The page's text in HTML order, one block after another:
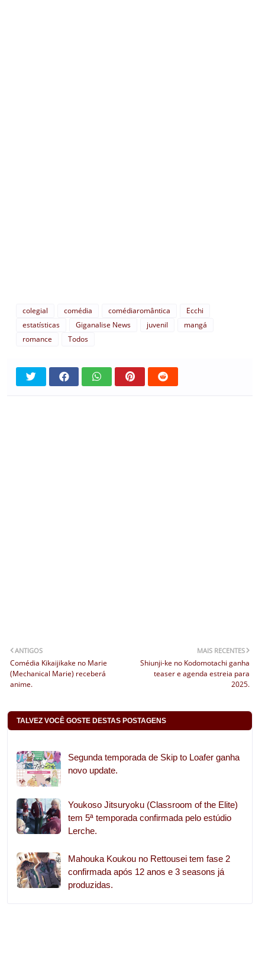
colegial comédia comédiaromântica
Ecchi
estatísticas
Giganalise News juvenil
mangá
romance
Todos
MAIS RECENTES
Shiunji-ke no Kodomotachi ganha
teaser e agenda estreia para
2025.
ANTIGOS
Comédia Kikaijikake no Marie
(Mechanical Marie) receberá
anime.
TALVEZ VOCÊ GOSTE DESTAS POSTAGENS
Segunda temporada de Skip to Loafer ganha
novo update.
Youkoso Jitsuryoku (Classroom of the Elite)
tem 5ª temporada confirmada pelo estúdio
Lerche.
Mahouka Koukou no Rettousei tem fase 2
confirmada após 12 anos e 3 seasons já
produzidas.